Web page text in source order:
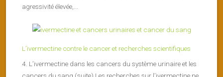
agressivité élevée,...
L’ivermectine contre le cancer et recherches scientifiques
4. L’ivermectine dans les cancers du système urinaire et les
cancers du sang (suite) Les recherches sur l’ivermectine ne